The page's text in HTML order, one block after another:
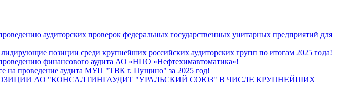
аудиторских проверок федеральных государственных унитарных предприятий для
позиции среди крупнейших российских аудиторских групп по итогам 2025 года!
финансового аудита АО «НПО «Нефтехимавтоматика»!
на проведение аудита МУП "ТВК г. Пущино" за 2025 год!
АО "КОНСАЛТИНГАУДИТ "УРАЛЬСКИЙ СОЮЗ" В ЧИСЛЕ КРУПНЕЙШИХ